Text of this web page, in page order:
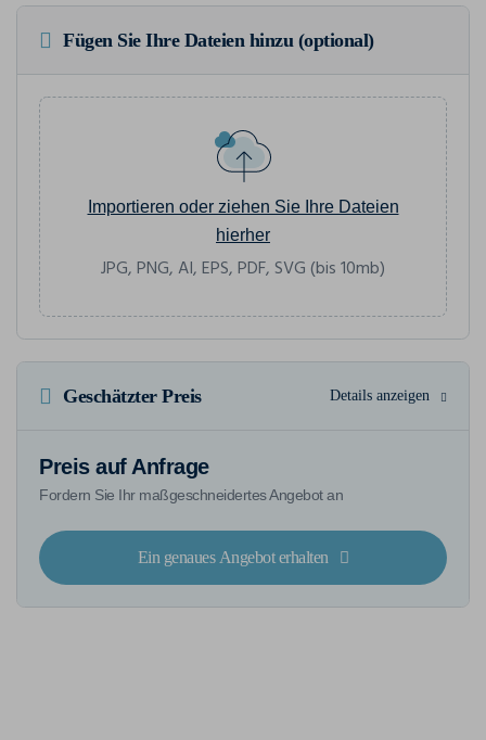
Fügen Sie Ihre Dateien hinzu (optional)
Importieren oder ziehen Sie Ihre Dateien
hierher
JPG, PNG, AI, EPS, PDF, SVG (bis 10mb)
Geschätzter Preis Details anzeigen
Preis auf Anfrage
Fordern Sie Ihr maßgeschneidertes Angebot an
Ein genaues Angebot erhalten